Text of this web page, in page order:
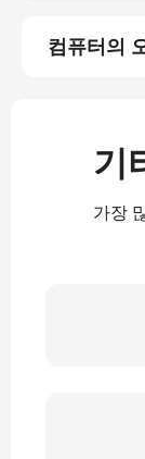
컴퓨터의
기
가장